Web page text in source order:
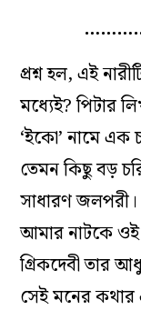
প্রশ্ন হল, এই
মধ্যেই? পিটার
‘ইকো’ নামে এক
তেমন কিছু বড়
সাধারণ
আমার নাটকে ওই
গ্রিকদেবী তার
সেই মনের কথার